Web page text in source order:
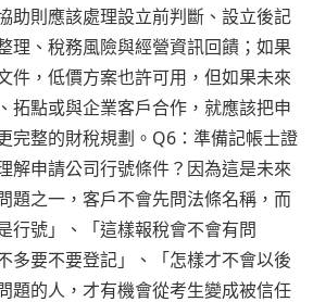
助則應該處理設立前判斷、設立後記
理、稅務風險與經營資訊回饋；如果
件，低價方案也許可用，但如果未來
拓點或與企業客戶合作，就應該把申
完整的財稅規劃。Q6：準備記帳士證
解申請公司行號條件？因為這是未來
題之一，客戶不會先問法條名稱，而
行號」、「這樣報稅會不會有問
多要不要登記」、「怎樣才不會以後
題的人，才有機會從考生變成被信任